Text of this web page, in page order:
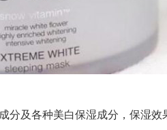
及各种美白保湿成分，保湿效